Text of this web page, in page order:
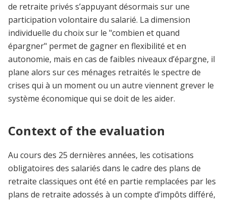
de retraite privés s’appuyant désormais sur une
participation volontaire du salarié. La dimension
individuelle du choix sur le "combien et quand
épargner" permet de gagner en flexibilité et en
autonomie, mais en cas de faibles niveaux d’épargne, il
plane alors sur ces ménages retraités le spectre de
crises qui à un moment ou un autre viennent grever le
système économique qui se doit de les aider.
Context of the evaluation
Au cours des 25 dernières années, les cotisations
obligatoires des salariés dans le cadre des plans de
retraite classiques ont été en partie remplacées par les
plans de retraite adossés à un compte d’impôts différé,